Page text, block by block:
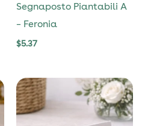
Segnaposto Piantabili A
– Feronia
$5.37